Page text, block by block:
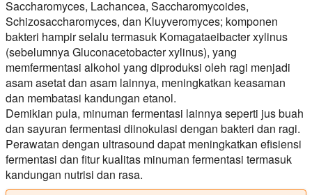
Saccharomyces, Lachancea, Saccharomycoides,
Schizosaccharomyces, dan Kluyveromyces; komponen
bakteri hampir selalu termasuk Komagataeibacter xylinus
(sebelumnya Gluconacetobacter xylinus), yang
memfermentasi alkohol yang diproduksi oleh ragi menjadi
asam asetat dan asam lainnya, meningkatkan keasaman
dan membatasi kandungan etanol.
Demikian pula, minuman fermentasi lainnya seperti jus buah
dan sayuran fermentasi diinokulasi dengan bakteri dan ragi.
Perawatan dengan ultrasound dapat meningkatkan efisiensi
fermentasi dan fitur kualitas minuman fermentasi termasuk
kandungan nutrisi dan rasa.